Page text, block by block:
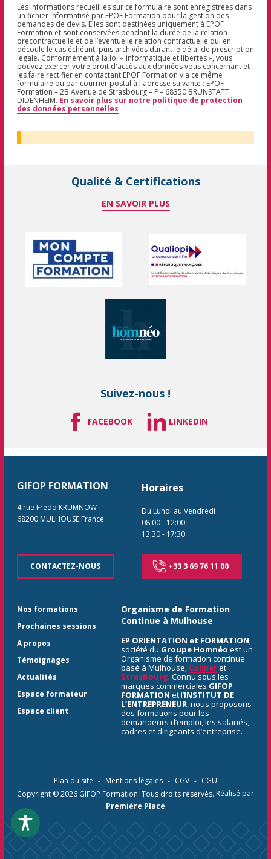
Les informations recueillies sur ce formulaire sont enregistrées dans
un fichier informatisé par EPOF Formation pour la gestion des
demandes de devis. Elles sont destinées uniquement à EPOF
Formation et sont conservées pendant la durée de la relation
précontractuelle et de l’éventuelle relation contractuelle qui en
découle le cas échéant, puis archivées durant le délai de prescription
légale. Conformément à la loi « informatique et libertés », vous
pouvez exercer votre droit d'accès aux données vous concernant et
les faire rectifier en contactant EPOF Formation via ce même
formulaire ou par courrier postal à l'adresse suivante : EPOF
Formation – 2B Avenue de Strasbourg – F – 68350 BRUNSTATT
DIDENHEIM. En savoir plus sur notre politique de protection
des données personnelles
Qualité & Certifications
EN SAVOIR PLUS
Suivez-nous !
FACEBOOK LINKEDIN
GIFOP FORMATION
4 rue Fredo KRUMNOW
68200 MULHOUSE France
CONTACTEZ-NOUS
Horaires
Du Lundi au Vendredi
08:00- 12:00
13:30- 17:30
+33 3 69 76 11 00
Nos formations
Prochaines sessions
A propos
Témoignages
Actualités
Espace formateur
Espace client
Organisme de Formation
Continue à Mulhouse
EP ORIENTATION et FORMATION,
société du Groupe Homnéo est un
Organisme de formation continue
basé à Mulhouse, Colmaret
Strasbourg. Connu sous les
marques commerciales GIFOP
FORMATION et l’INSTITUT DE
L’ENTREPRENEUR, nous proposons
des formations pour les
demandeurs d’emploi, les salariés,
cadres et dirigeants d’entreprise.
Plan du site Mentions légales CGV
CGU
Copyright © 2026 GIFOP Formation. Tous droits réservés. Réalisé par
Première Place